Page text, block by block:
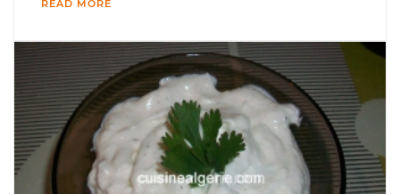
READ MORE